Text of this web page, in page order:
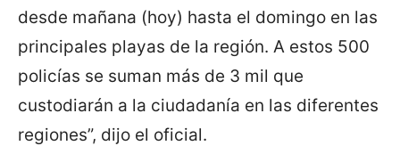
desde mañana (hoy) hasta el domingo en las
principales playas de la región. A estos 500
policías se suman más de 3 mil que
custodiarán a la ciudadanía en las diferentes
regiones”, dijo el oficial.